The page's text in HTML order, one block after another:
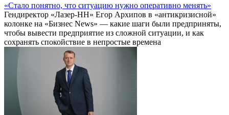
«Стало понятно, что ситуацию нужно оперативно менять»
Гендиректор «Лазер-НН» Егор Архипов в «антикризисной»
колонке на «Бизнес News» — какие шаги были предприняты,
чтобы вывести предприятие из сложной ситуации, и как
сохранять спокойствие в непростые времена